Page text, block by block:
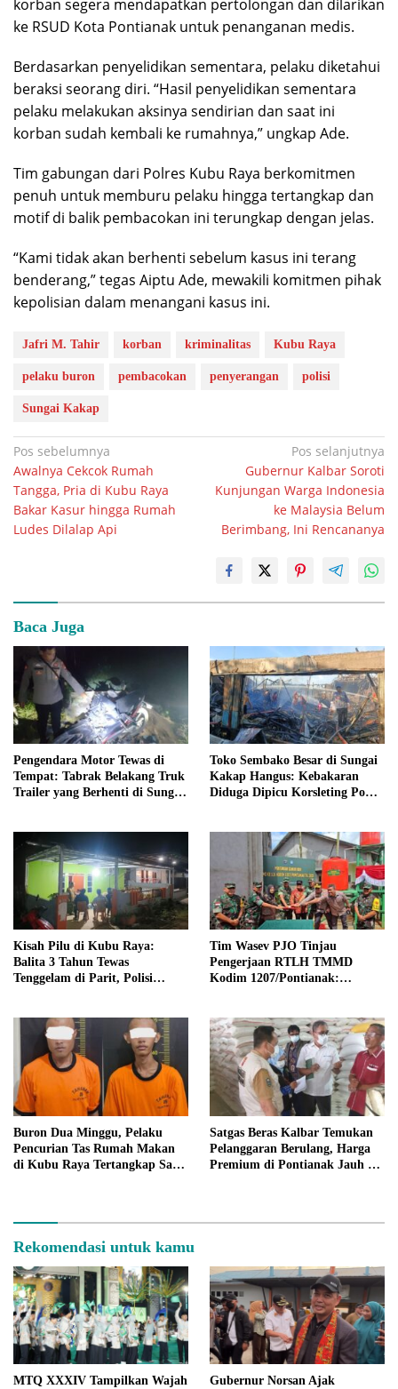
korban segera mendapatkan pertolongan dan dilarikan
ke RSUD Kota Pontianak untuk penanganan medis.
Berdasarkan penyelidikan sementara, pelaku diketahui
beraksi seorang diri. “Hasil penyelidikan sementara
pelaku melakukan aksinya sendirian dan saat ini
korban sudah kembali ke rumahnya,” ungkap Ade.
Tim gabungan dari Polres Kubu Raya berkomitmen
penuh untuk memburu pelaku hingga tertangkap dan
motif di balik pembacokan ini terungkap dengan jelas.
“Kami tidak akan berhenti sebelum kasus ini terang
benderang,” tegas Aiptu Ade, mewakili komitmen pihak
kepolisian dalam menangani kasus ini.
Jafri M. Tahir korban kriminalitas Kubu Raya
pelaku buron pembacokan penyerangan polisi
Sungai Kakap
Navigasi
pos
Pos sebelumnya
Awalnya Cekcok Rumah
Tangga, Pria di Kubu Raya
Bakar Kasur hingga Rumah
Ludes Dilalap Api
Pos selanjutnya
Gubernur Kalbar Soroti
Kunjungan Warga Indonesia
ke Malaysia Belum
Berimbang, Ini Rencananya
Baca Juga
Pengendara Motor Tewas di
Tempat: Tabrak Belakang Truk
Trailer yang Berhenti di Sungai
Toko Sembako Besar di Sungai
Kakap Hangus: Kebakaran
Diduga Dipicu Korsleting Pom
Kisah Pilu di Kubu Raya:
Balita 3 Tahun Tewas
Tenggelam di Parit, Polisi
Tim Wasev PJO Tinjau
Pengerjaan RTLH TMMD
Kodim 1207/Pontianak:
Buron Dua Minggu, Pelaku
Pencurian Tas Rumah Makan
di Kubu Raya Tertangkap Saat
Satgas Beras Kalbar Temukan
Pelanggaran Berulang, Harga
Premium di Pontianak Jauh di
Rekomendasi untuk kamu
MTQ XXXIV Tampilkan Wajah
Gubernur Norsan Ajak